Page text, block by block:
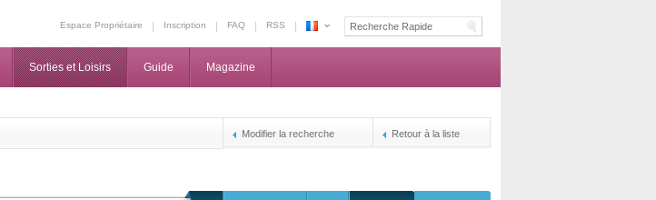
Espace Propriétaire Inscription FAQ
RSS
Sorties et Loisirs Guide Magazine
Modifier la recherche Retour à la liste